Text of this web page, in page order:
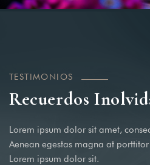
TESTIMONIOS
Recuerdos
Lorem ipsum dolor sit amet,
Aenean egestas magna at
Lorem ipsum dolor sit.